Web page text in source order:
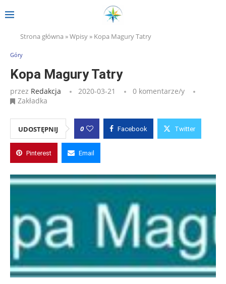
Strona główna »Wpisy» Kopa Magury Tatry
Góry
Kopa Magury Tatry
przez Redakcja 2020-03-21
0 komentarze/y
Zakładka
UDOSTĘPNIJ 0 Facebook Twitter
Pinterest Email